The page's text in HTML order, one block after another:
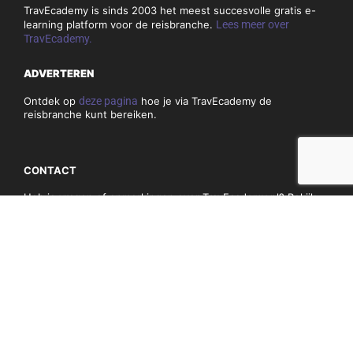
TravEcademy is sinds 2003 het meest succesvolle gratis e-
learning platform voor de reisbranche. Lees meer over
TravEcademy.
ADVERTEREN
Ontdek op deze pagina hoe je via TravEcademy de
reisbranche kunt bereiken.
CONTACT
Heb je vragen of opmerkingen over TravEcademy.nl? Bekijk